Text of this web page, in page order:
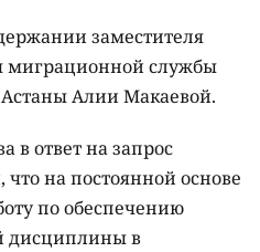
заместителя
миграционной службы
Алии Макаевой.
в ответ на запрос
на постоянной основе
по обеспечению
дисциплины в